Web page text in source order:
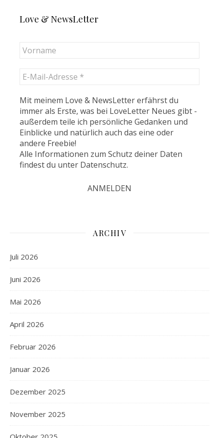
Love & NewsLetter
Mit meinem Love & NewsLetter erfährst du
immer als Erste, was bei LoveLetter Neues gibt -
außerdem teile ich persönliche Gedanken und
Einblicke und natürlich auch das eine oder
andere Freebie!
Alle Informationen zum Schutz deiner Daten
findest du unter Datenschutz.
ARCHIV
Juli 2026
Juni 2026
Mai 2026
April 2026
Februar 2026
Januar 2026
Dezember 2025
November 2025